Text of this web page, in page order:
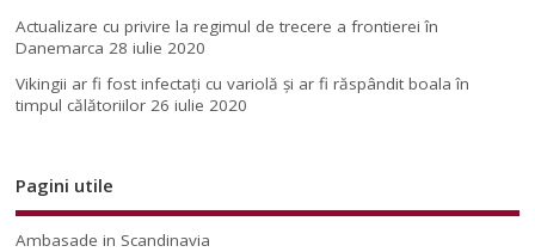
Actualizare cu privire la regimul de trecere a frontierei în
Danemarca 28 iulie 2020
Vikingii ar fi fost infectaţi cu variolă şi ar fi răspândit boala în
timpul călătoriilor 26 iulie 2020
Pagini utile
Ambasade in Scandinavia